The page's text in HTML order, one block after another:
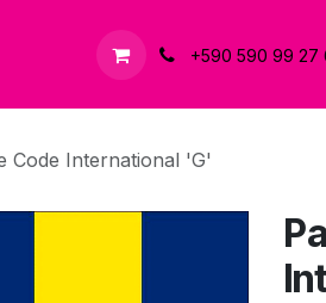
Contactez-nous+590 590 99 27
Code International 'G'